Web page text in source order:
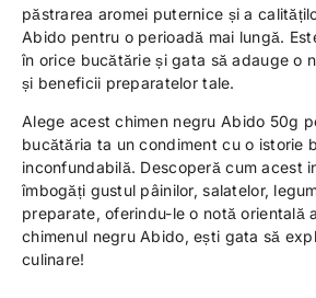
păstrarea aromei puternice și a
Abido pentru o perioadă mai lungă.
în orice bucătărie și gata să adauge o
și beneficii preparatelor tale.
Alege acest chimen negru Abido 50g
bucătăria ta un condiment cu o istorie
inconfundabilă. Descoperă cum acest
îmbogăți gustul pâinilor, salatelor,
preparate, oferindu-le o notă orientală
chimenul negru Abido, ești gata să
culinare!